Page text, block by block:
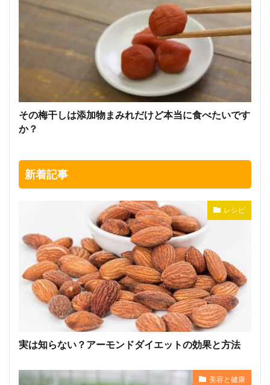
その梅干しは添加物まみれだけど本当に食べたいです
か？
新着記事
レシピ
実は知らない？アーモンドダイエットの効果と方法
美容と健康